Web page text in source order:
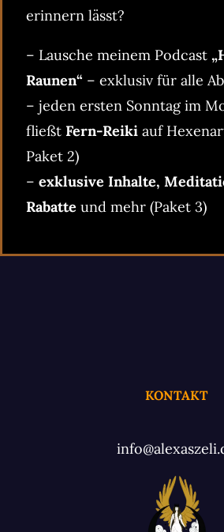
erinnern lässt?
– Lausche meinem Podcast
Raunen“ – exklusiv für alle
– jeden ersten Sonntag im
fließt Fern-Reiki auf
Paket 2)
– exklusive Inhalte,
Rabatte und mehr (Paket 3)
KONTAKT